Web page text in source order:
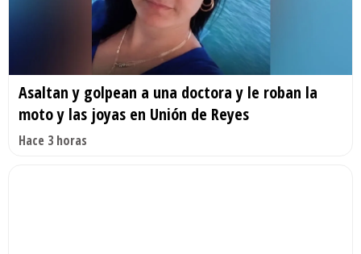
Asaltan y golpean a una doctora y le roban la
moto y las joyas en Unión de Reyes
Hace 3 horas